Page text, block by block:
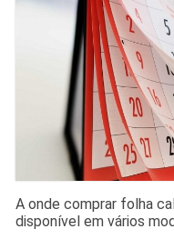
A onde comprar folha
disponível em vários